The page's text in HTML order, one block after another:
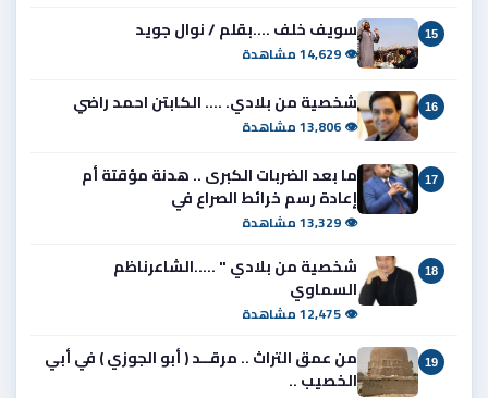
15 سويف خلف ....بقلم / نوال جويد
👁 14,629 مشاهدة
16 شخصية من بلادي. .... الكابتن احمد راضي
👁 13,806 مشاهدة
17
ما بعد الضربات الكبرى .. هدنة مؤقتة أم
إعادة رسم خرائط الصراع في
👁 13,329 مشاهدة
18
شخصية من بلادي " .....الشاعرناظم
السماوي
👁 12,475 مشاهدة
19
من عمق التراث .. مرقــد ( أبو الجوزي ) في أبي
الخصيب ..